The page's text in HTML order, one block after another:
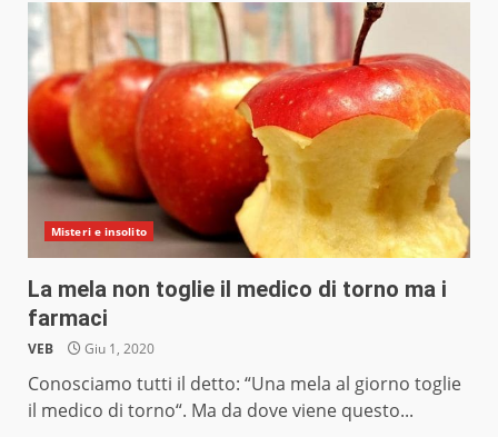
Misteri e insolito
La mela non toglie il medico di torno ma i
farmaci
VEB Giu 1, 2020
Conosciamo tutti il ​​detto: “Una mela al giorno toglie
il medico di torno“. Ma da dove viene questo...